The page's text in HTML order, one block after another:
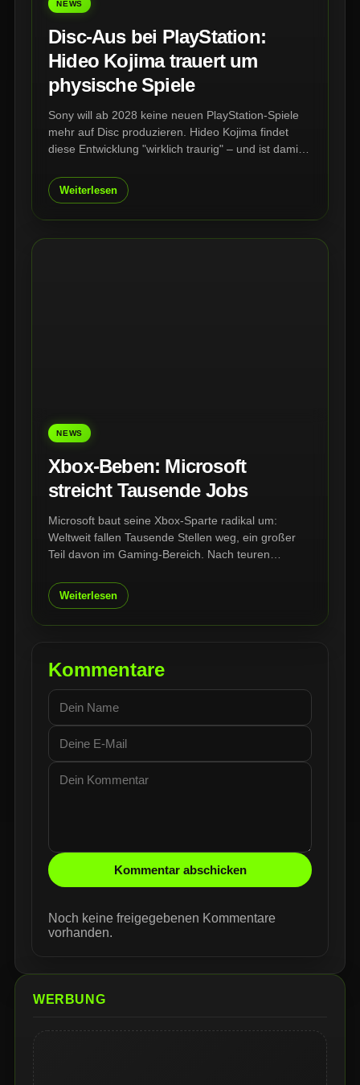
NEWS
Disc-Aus bei PlayStation:
Hideo Kojima trauert um
physische Spiele
Sony will ab 2028 keine neuen PlayStation-Spiele
mehr auf Disc produzieren. Hideo Kojima findet
diese Entwicklung "wirklich traurig" – und ist damit
warnen vor einem Verlust, der weit über volle
Regale hinausgeht.
Weiterlesen
NEWS
Xbox-Beben: Microsoft
streicht Tausende Jobs
Microsoft baut seine Xbox-Sparte radikal um:
Weltweit fallen Tausende Stellen weg, ein großer
Teil davon im Gaming-Bereich. Nach teuren
wachsendem Druck auf den Game Pass steht Xbox
vor einer der härtesten Umstrukturierungen seiner
Weiterlesen
Kommentare
Kommentar abschicken
Noch keine freigegebenen Kommentare
vorhanden.
WERBUNG